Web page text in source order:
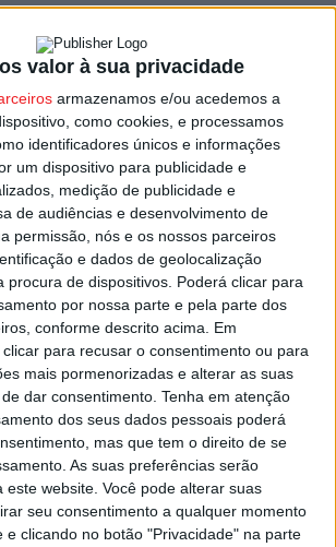
valor à sua privacidade
armazenamos e/ou acedemos a
como cookies, e processamos
identificadores únicos e informações
um dispositivo para publicidade e
medição de publicidade e
de audiências e desenvolvimento de
permissão, nós e os nossos parceiros
e dados de geolocalização
procura de dispositivos. Poderá clicar para
por nossa parte e pela parte dos
conforme descrito acima. Em
para recusar o consentimento ou para
mais pormenorizadas e alterar as suas
dar consentimento. Tenha em atenção
dos seus dados pessoais poderá
mas que tem o direito de se
As suas preferências serão
este website. Você pode alterar suas
seu consentimento a qualquer momento
e clicando no botão "Privacidade" na parte
nas instalações da Biblioteca
contribui para o envelhecimento
pessoas com mais de 50 anos, com
culturais, científicas,
sociais, entre outras, onde se
a saúde física e mental dos
para ouvir na Estação Diária – 96.8
.
Pub
Sénior